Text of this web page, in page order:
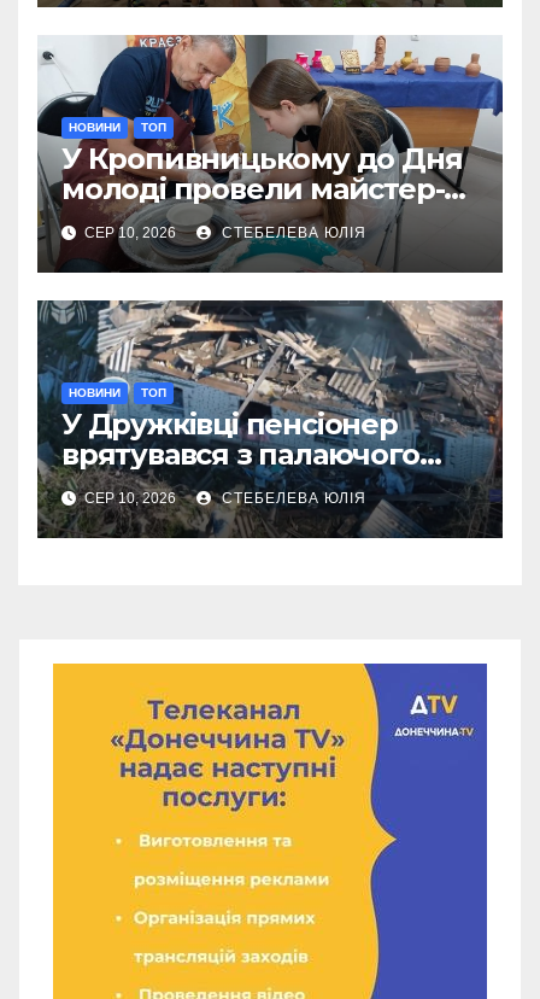
НОВИНИ ТОП
У Кропивницькому до Дня
молоді провели майстер-
клас із гончарства
СЕР 10, 2026 СТЕБЕЛЕВА ЮЛІЯ
НОВИНИ ТОП
У Дружківці пенсіонер
врятувався з палаючого
після авіаудару будинку
СЕР 10, 2026 СТЕБЕЛЕВА ЮЛІЯ